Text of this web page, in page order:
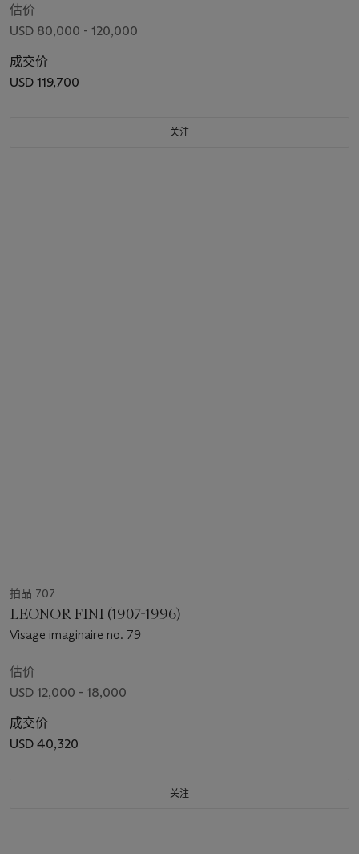
估价
USD 80,000 - 120,000
成交价
USD 119,700
关注
拍品 707
LEONOR FINI (1907-1996)
Visage imaginaire no. 79
估价
USD 12,000 - 18,000
成交价
USD 40,320
关注